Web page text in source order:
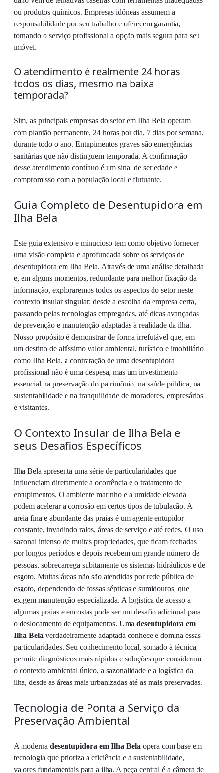
ou produtos químicos. Empresas idôneas assumem a
responsabilidade por seu trabalho e oferecem garantia,
tornando o serviço profissional a opção mais segura para seu
imóvel.
O atendimento é realmente 24 horas
todos os dias, mesmo na baixa
temporada?
Sim, as principais empresas do setor em Ilha Bela operam
com plantão permanente, 24 horas por dia, 7 dias por semana,
durante todo o ano. Entupimentos graves são emergências
sanitárias que não distinguem temporada. A confirmação
desse atendimento contínuo é um sinal de seriedade e
compromisso com a população local e flutuante.
Guia Completo de Desentupidora em
Ilha Bela
Este guia extensivo e minucioso tem como objetivo fornecer
uma visão completa e aprofundada sobre os serviços de
desentupidora em Ilha Bela. Através de uma análise detalhada
e, em alguns momentos, redundante para melhor fixação da
informação, exploraremos todos os aspectos do setor neste
contexto insular singular: desde a escolha da empresa certa,
passando pelas tecnologias empregadas, até dicas avançadas
de prevenção e manutenção adaptadas à realidade da ilha.
Nosso propósito é demonstrar de forma irrefutável que, em
um destino de altíssimo valor ambiental, turístico e imobiliário
como Ilha Bela, a contratação de uma desentupidora
profissional não é uma despesa, mas um investimento
essencial na preservação do patrimônio, na saúde pública, na
sustentabilidade e na tranquilidade de moradores, empresários
e visitantes.
O Contexto Insular de Ilha Bela e
seus Desafios Específicos
Ilha Bela apresenta uma série de particularidades que
influenciam diretamente a ocorrência e o tratamento de
entupimentos. O ambiente marinho e a umidade elevada
podem acelerar a corrosão em certos tipos de tubulação. A
areia fina e abundante das praias é um agente entupidor
constante, invadindo ralos, áreas de serviço e até redes. O uso
sazonal intenso de muitas propriedades, que ficam fechadas
por longos períodos e depois recebem um grande número de
pessoas, sobrecarrega subitamente os sistemas hidráulicos e de
esgoto. Muitas áreas não são atendidas por rede pública de
esgoto, dependendo de fossas sépticas e sumidouros, que
exigem manutenção especializada. A logística de acesso a
algumas praias e encostas pode ser um desafio adicional para
o deslocamento de equipamentos. Uma desentupidora em
Ilha Bela verdadeiramente adaptada conhece e domina essas
particularidades. Seu conhecimento local, somado à técnica,
permite diagnósticos mais rápidos e soluções que consideram
o contexto ambiental único, a sazonalidade e a logística da
ilha, desde as áreas mais urbanizadas até as mais preservadas.
Tecnologia de Ponta a Serviço da
Preservação Ambiental
A moderna desentupidora em Ilha Bela opera com base em
tecnologia que prioriza a eficiência e a sustentabilidade,
valores fundamentais para a ilha. A peça central é a câmera de